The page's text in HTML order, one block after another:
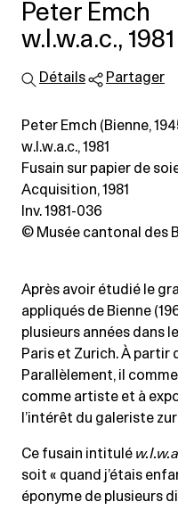
Peter Emch
w.I.w.a.c., 1981
Détails Partager
Peter Emch (Bienne,
w.I.w.a.c., 1981
Fusain sur papier de
Acquisition, 1981
Inv. 1981-036
© Musée cantonal des
Après avoir étudié le
appliqués de Bienne
plusieurs années dans
Paris et Zurich. À partir
Parallèlement, il
comme artiste et à
l’intérêt du galeriste
Ce fusain intitulé
soit « quand j’étais
éponyme de plusieurs